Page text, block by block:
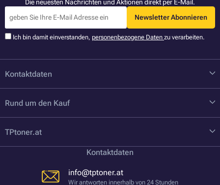
Die neuesten Nachrichten und Aktionen direkt per E-Mail.
Newsletter Abonnieren
Ich bin damit einverstanden, personenbezogene Daten zu verarbeiten.
Kontaktdaten
Rund um den Kauf
TPtoner.at
Kontaktdaten
info@tptoner.at
Wir antworten innerhalb von 24 Stunden